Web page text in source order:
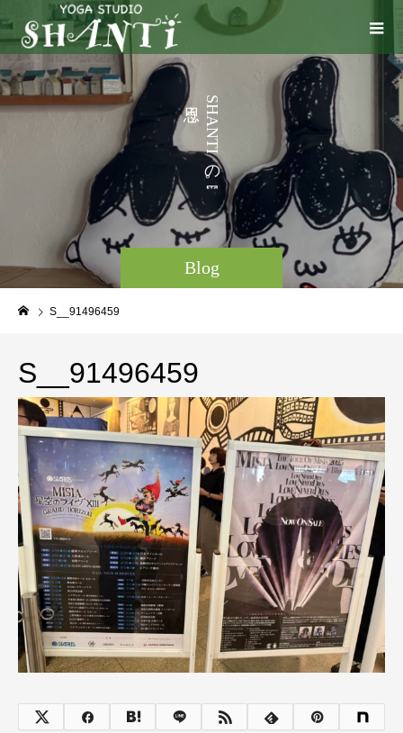
Blog
S
H
A
N
T
I
の
。
う
こ
な
S__91496459
S__91496459